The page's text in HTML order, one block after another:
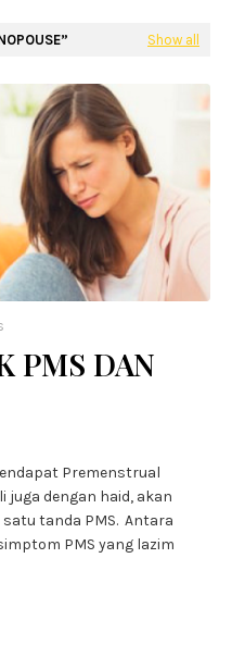
Show all
PMS DAN
Premenstrual
juga dengan haid, akan
tanda PMS. Antara
PMS yang lazim